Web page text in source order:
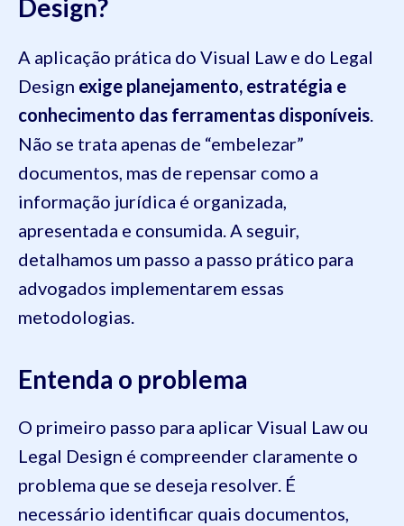
Design?
A aplicação prática do Visual Law e do Legal
Design exige planejamento, estratégia e
conhecimento das ferramentas disponíveis.
Não se trata apenas de “embelezar”
documentos, mas de repensar como a
informação jurídica é organizada,
apresentada e consumida. A seguir,
detalhamos um passo a passo prático para
advogados implementarem essas
metodologias.
Entenda o problema
O primeiro passo para aplicar Visual Law ou
Legal Design é compreender claramente o
problema que se deseja resolver. É
necessário identificar quais documentos,